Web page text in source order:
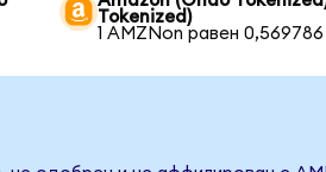
Tokenized)
1 AMZNon равен